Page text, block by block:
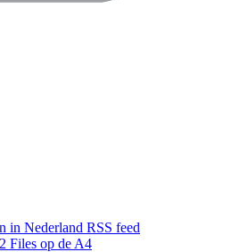
in Nederland RSS feed
Files op de A4